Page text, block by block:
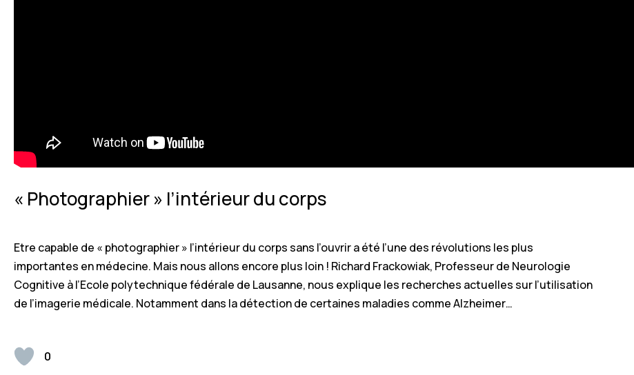
« Photographier » l’intérieur du corps
Etre capable de « photographier » l’intérieur du corps sans l’ouvrir a été l’une des révolutions les plus
importantes en médecine. Mais nous allons encore plus loin ! Richard Frackowiak, Professeur de Neurologie
Cognitive à l’Ecole polytechnique fédérale de Lausanne, nous explique les recherches actuelles sur l’utilisation
de l’imagerie médicale. Notamment dans la détection de certaines maladies comme Alzheimer…
0